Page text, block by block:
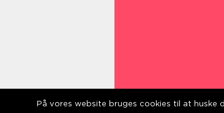
På vores website bruges cookies til at huske